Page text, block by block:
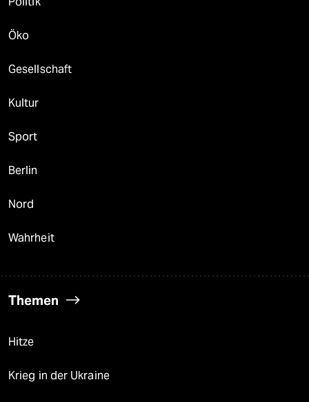
Öko
Gesellschaft
Kultur
Sport
Berlin
Nord
Wahrheit
Themen
Hitze
Krieg in der Ukraine